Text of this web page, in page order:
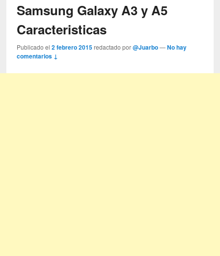
Samsung Galaxy A3 y A5
Caracteristicas
Publicado el2 febrero 2015 redactado por@Juarbo —No hay
comentarios ↓